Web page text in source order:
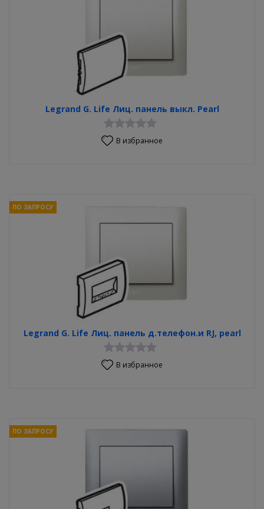
Legrand G. Life Лиц. панель выкл. Pearl
В избранное
Legrand G. Life Лиц. панель д.телефон.и RJ, pearl
ПО ЗАПРОСУ
В избранное
ПО ЗАПРОСУ